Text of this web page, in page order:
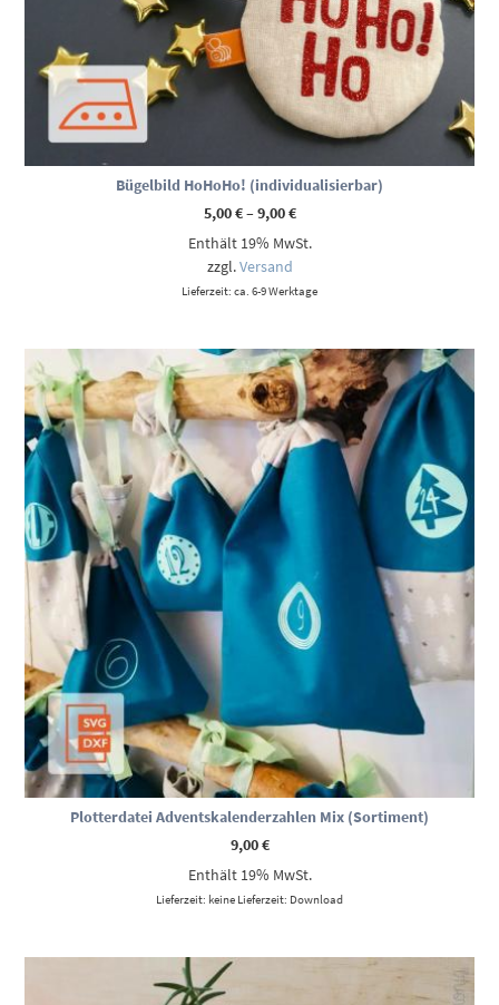
Bügelbild HoHoHo! (individualisierbar)
5,00€–9,00€Preisspanne:
bis
Enthält 19% MwSt.
zzgl.Versand
Lieferzeit: ca. 6-9 Werktage
Plotterdatei Adventskalenderzahlen Mix (Sortiment)
9,00€
Enthält 19% MwSt.
Lieferzeit: keine Lieferzeit: Download